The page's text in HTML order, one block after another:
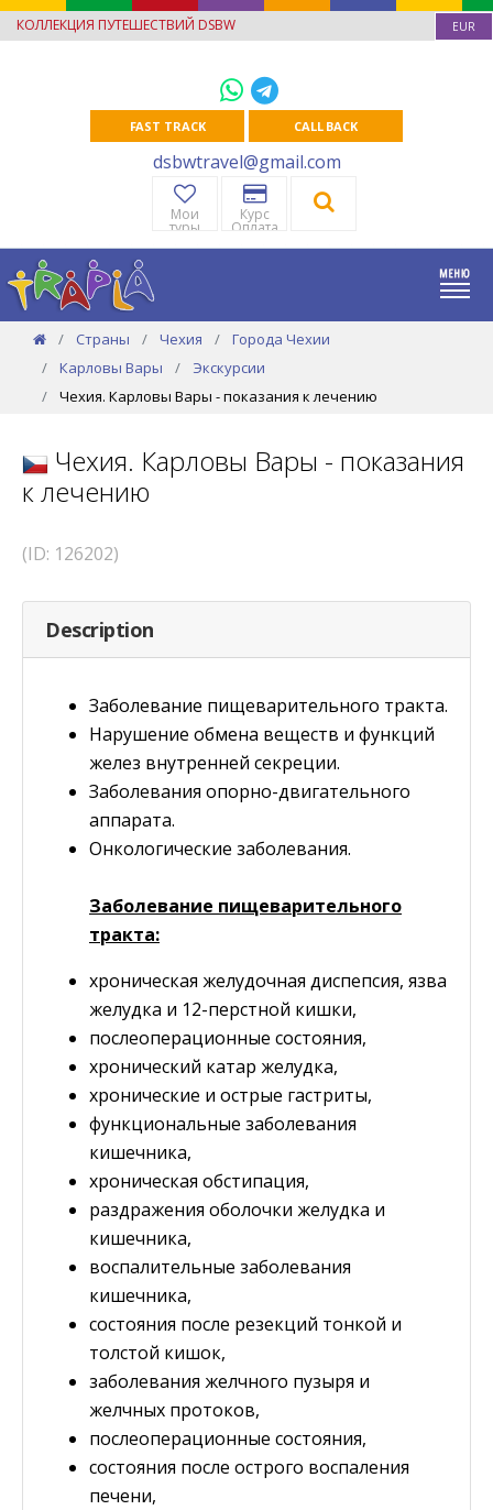
КОЛЛЕКЦИЯ ПУТЕШЕСТВИЙ DSBW EUR
FAST TRACK CALL BACK
dsbwtravel@gmail.com
Мои
туры
Курс
Оплата
Страны Чехия
Города Чехии
Карловы Вары
Экскурсии
Чехия. Карловы Вары - показания к лечению
Чехия. Карловы Вары - показания
к лечению
(ID: 126202)
Description
Заболевание пищеварительного тракта.
Нарушение обмена веществ и функций
желез внутренней секреции.
Заболевания опорно-двигательного
аппарата.
Онкологические заболевания.
Заболевание пищеварительного
тракта:
хроническая желудочная диспепсия, язва
желудка и 12-перстной кишки,
послеоперационные состояния,
хронический катар желудка,
хронические и острые гастриты,
функциональные заболевания
кишечника,
хроническая обстипация,
раздражения оболочки желудка и
кишечника,
воспалительные заболевания
кишечника,
состояния после резекций тонкой и
толстой кишок,
заболевания желчного пузыря и
желчных протоков,
послеоперационные состояния,
состояния после острого воспаления
печени,